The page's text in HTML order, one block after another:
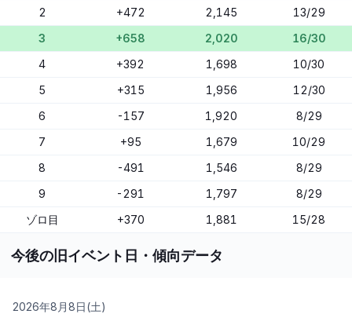
2
+472 2,145
13/29
3
+658 2,020
16/30
4
+392 1,698
10/30
5
+315 1,956
12/30
6
-157 1,920
8/29
7
+95 1,679
10/29
8
-491 1,546
8/29
9
-291 1,797
8/29
ゾロ目
+370 1,881 15/28
今後の旧イベント日・傾向データ
2026年8月8日(土)